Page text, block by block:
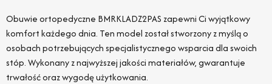
Obuwie ortopedyczne BMRKLADZ2PAS zapewni Ci wyjątkowy
komfort każdego dnia. Ten model został stworzony z myślą o
osobach potrzebujących specjalistycznego wsparcia dla swoich
stóp. Wykonany z najwyższej jakości materiałów, gwarantuje
trwałość oraz wygodę użytkowania.